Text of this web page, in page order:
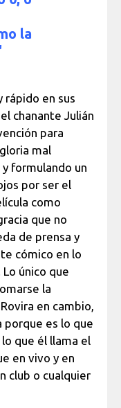
la
rápido en sus
chanante Julián
para
mal
formulando un
por ser el
como
que no
de prensa y
cómico en lo
único que
la
en cambio,
porque es lo que
que él llama el
en vivo y en
club o cualquier